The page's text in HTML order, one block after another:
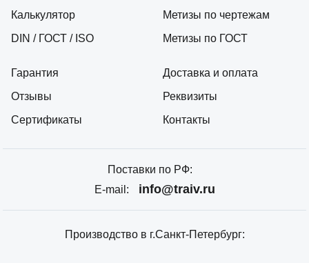
Калькулятор
DIN / ГОСТ / ISO
Гарантия
Отзывы
Сертификаты
Метизы по чертежам
Метизы по ГОСТ
Доставка и оплата
Реквизиты
Контакты
Поставки по РФ:
E-mail:
info@traiv.ru
Производство в г.Санкт-Петербург: